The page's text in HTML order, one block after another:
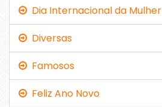
Dia Internacional da Mulher
Diversas
Famosos
Feliz Ano Novo